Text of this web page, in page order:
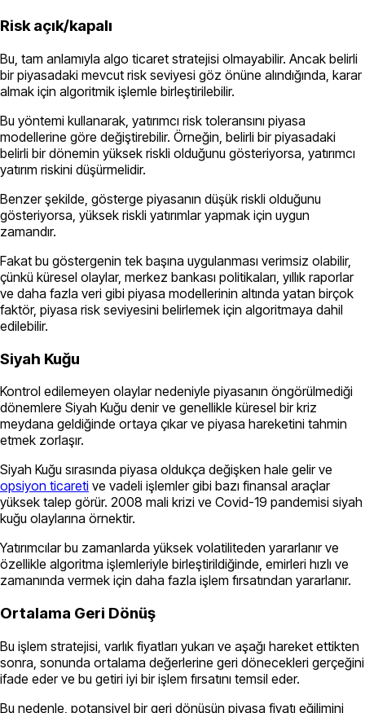
Risk açık/kapalı
Bu, tam anlamıyla algo ticaret stratejisi olmayabilir. Ancak belirli
bir piyasadaki mevcut risk seviyesi göz önüne alındığında, karar
almak için algoritmik işlemle birleştirilebilir.
Bu yöntemi kullanarak, yatırımcı risk toleransını piyasa
modellerine göre değiştirebilir. Örneğin, belirli bir piyasadaki
belirli bir dönemin yüksek riskli olduğunu gösteriyorsa, yatırımcı
yatırım riskini düşürmelidir.
Benzer şekilde, gösterge piyasanın düşük riskli olduğunu
gösteriyorsa, yüksek riskli yatırımlar yapmak için uygun
zamandır.
Fakat bu göstergenin tek başına uygulanması verimsiz olabilir,
çünkü küresel olaylar, merkez bankası politikaları, yıllık raporlar
ve daha fazla veri gibi piyasa modellerinin altında yatan birçok
faktör, piyasa risk seviyesini belirlemek için algoritmaya dahil
edilebilir.
Siyah Kuğu
Kontrol edilemeyen olaylar nedeniyle piyasanın öngörülmediği
dönemlere Siyah Kuğu denir ve genellikle küresel bir kriz
meydana geldiğinde ortaya çıkar ve piyasa hareketini tahmin
etmek zorlaşır.
Siyah Kuğu sırasında piyasa oldukça değişken hale gelir ve
opsiyon ticareti ve vadeli işlemler gibi bazı finansal araçlar
yüksek talep görür. 2008 mali krizi ve Covid-19 pandemisi siyah
kuğu olaylarına örnektir.
Yatırımcılar bu zamanlarda yüksek volatiliteden yararlanır ve
özellikle algoritma işlemleriyle birleştirildiğinde, emirleri hızlı ve
zamanında vermek için daha fazla işlem fırsatından yararlanır.
Ortalama Geri Dönüş
Bu işlem stratejisi, varlık fiyatları yukarı ve aşağı hareket ettikten
sonra, sonunda ortalama değerlerine geri dönecekleri gerçeğini
ifade eder ve bu getiri iyi bir işlem fırsatını temsil eder.
Bu nedenle, potansiyel bir geri dönüşün piyasa fiyatı eğilimini